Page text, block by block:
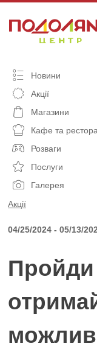
content
Новини
Акції
Магазини
Кафе та
Розваги
Послуги
Галерея
Акції
04/25/2024 - 05/13/
Пройди